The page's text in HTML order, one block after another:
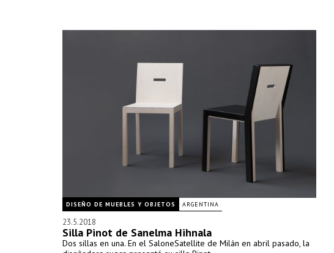
DISEÑO DE MUEBLES Y OBJETOS ARGENTINA
23.5.2018
Silla Pinot de Sanelma Hihnala
Dos sillas en una. En el SaloneSatellite de Milán en abril pasado, la